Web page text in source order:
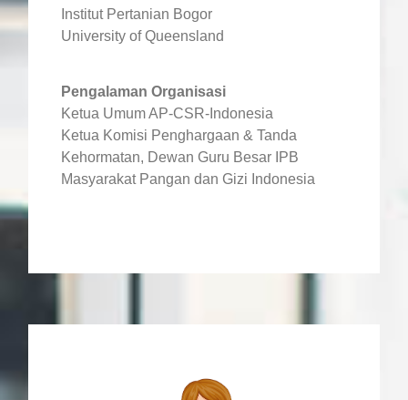
Institut Pertanian Bogor
University of Queensland
Pengalaman Organisasi
Ketua Umum AP-CSR-Indonesia
Ketua Komisi Penghargaan & Tanda
Kehormatan, Dewan Guru Besar IPB
Masyarakat Pangan dan Gizi Indonesia